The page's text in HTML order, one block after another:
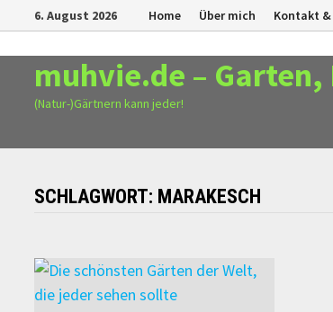
Zurück
zum
Inhalt
6. August 2026 Home Über mich Kontakt
muhvie.de – Garten,
(Natur-)Gärtnern kann jeder!
SCHLAGWORT: MARAKESCH